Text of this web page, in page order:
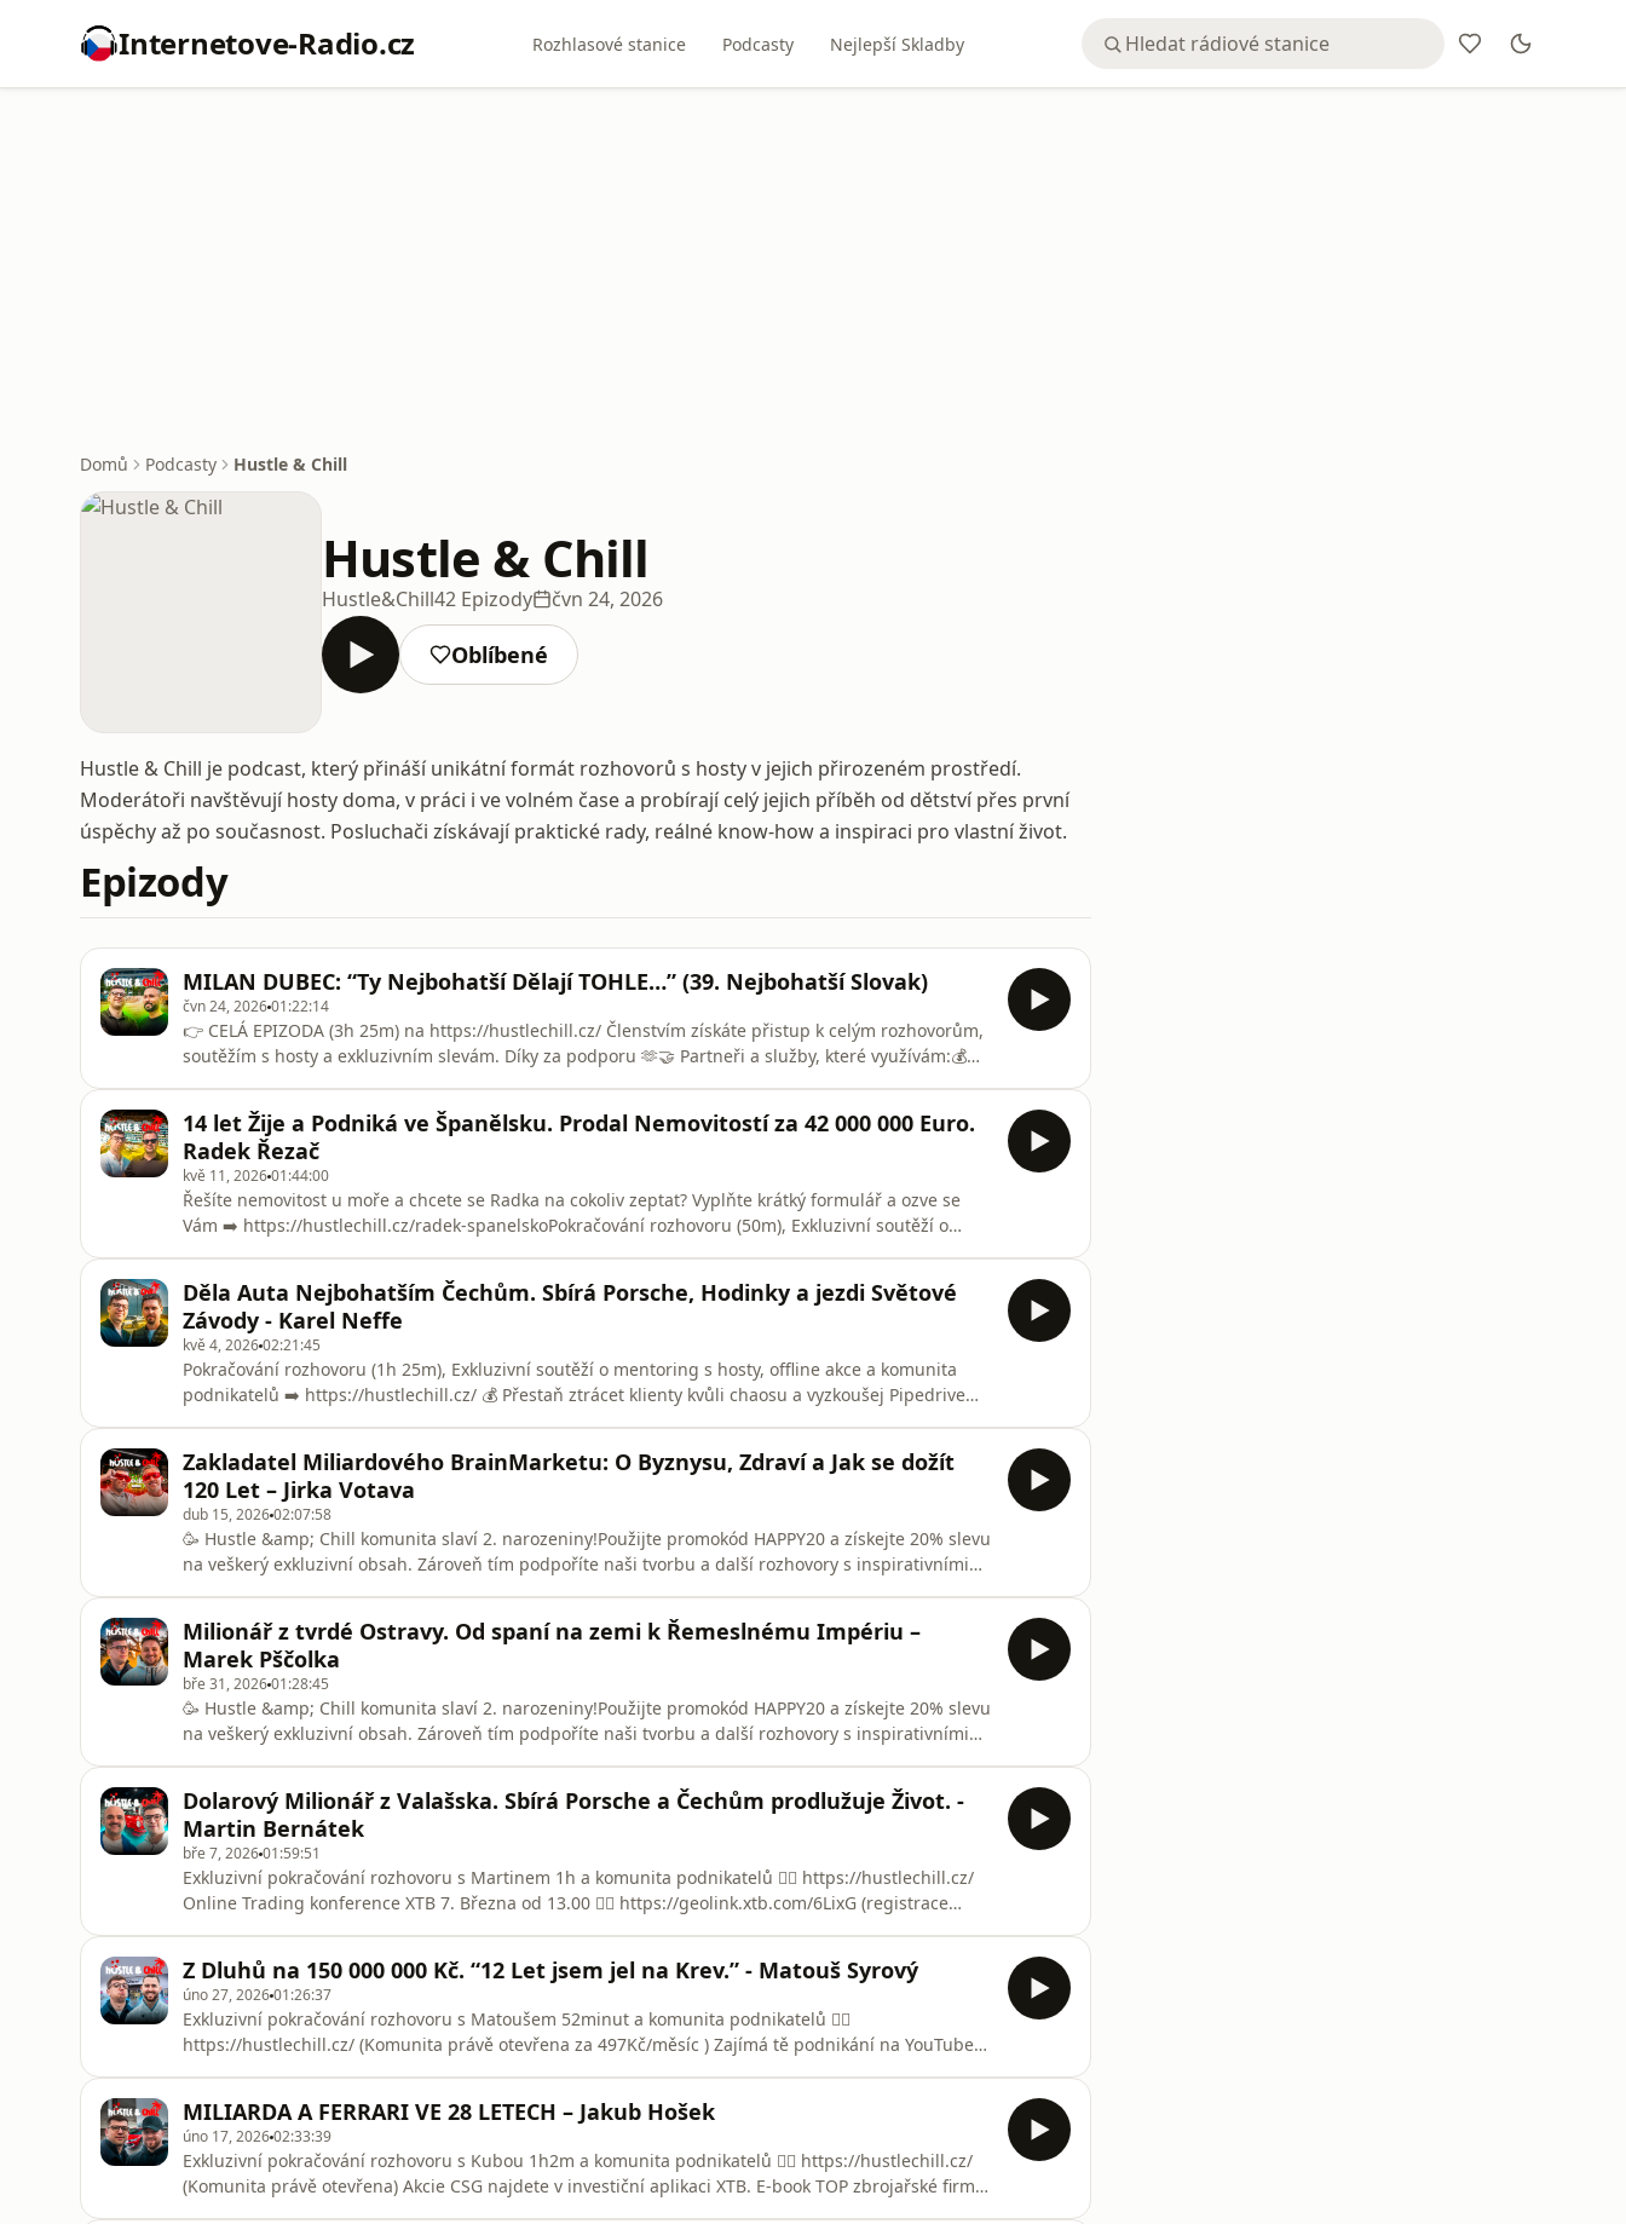
Internetove-Radio.cz Rozhlasové stanice Podcasty Nejlepší Skladby
Domů Podcasty Hustle & Chill
Hustle & Chill
Hustle&Chill42 Epizody čvn 24, 2026
Oblíbené
Hustle & Chill je podcast, který přináší unikátní formát rozhovorů s hosty v jejich přirozeném prostředí.
Moderátoři navštěvují hosty doma, v práci i ve volném čase a probírají celý jejich příběh od dětství přes první
úspěchy až po současnost. Posluchači získávají praktické rady, reálné know-how a inspiraci pro vlastní život.
Epizody
MILAN DUBEC: “Ty Nejbohatší Dělají TOHLE…” (39. Nejbohatší Slovak)
čvn 24, 202601:22:14
👉 CELÁ EPIZODA (3h 25m) na https://hustlechill.cz/ Členstvím získáte přistup k celým rozhovorům,
soutěžím s hosty a exkluzivním slevám. Díky za podporu 🫶🤝 Partneři a služby, které využívám:💰
podmínky) 🧠 BrainMarket – palivo pro tvůj výkon | Sleva 10% s kódem
HUSTLE10https://www.brainmarket.cz#HustleChill
14 let Žije a Podniká ve Španělsku. Prodal Nemovitostí za 42 000 000 Euro.
Radek Řezač
kvě 11, 202601:44:00
Řešíte nemovitost u moře a chcete se Radka na cokoliv zeptat? Vyplňte krátký formulář a ozve se
Vám ➡️ https://hustlechill.cz/radek-spanelskoPokračování rozhovoru (50m), Exkluzivní soutěží o
které využívám:🧠 BrainMarket – palivo pro tvůj výkon | Sleva 10% s kódem
HUSTLE10https://www.brainmarket.c
Děla Auta Nejbohatším Čechům. Sbírá Porsche, Hodinky a jezdi Světové
Závody - Karel Neffe
kvě 4, 202602:21:45
Pokračování rozhovoru (1h 25m), Exkluzivní soutěží o mentoring s hosty, offline akce a komunita
podnikatelů ➡️ https://hustlechill.cz/ 💰 Přestaň ztrácet klienty kvůli chaosu a vyzkoušej Pipedrive
pro tvůj výkon | Slev
Zakladatel Miliardového BrainMarketu: O Byznysu, Zdraví a Jak se dožít
120 Let – Jirka Votava
dub 15, 202602:07:58
🥳 Hustle &amp; Chill komunita slaví 2. narozeniny!Použijte promokód HAPPY20 a získejte 20% slevu
na veškerý exkluzivní obsah. Zároveň tím podpoříte naši tvorbu a další rozhovory s inspirativními
Akcii zdarma od XTB za registraci s mým referenčním kodem “HUSTLE” více info zde 👉🏻
https://geolink.xtb.
Milionář z tvrdé Ostravy. Od spaní na zemi k Řemeslnému Impériu –
Marek Pščolka
bře 31, 202601:28:45
🥳 Hustle &amp; Chill komunita slaví 2. narozeniny!Použijte promokód HAPPY20 a získejte 20% slevu
na veškerý exkluzivní obsah. Zároveň tím podpoříte naši tvorbu a další rozhovory s inspirativními
Speciální dárek od hosta pro všechny diváky:Získejte voucher v hodnotě 1000 Kč na stínění.➡️
Voucher si vyzve
Dolarový Milionář z Valašska. Sbírá Porsche a Čechům prodlužuje Život. -
Martin Bernátek
bře 7, 202601:59:51
Exkluzivní pokračování rozhovoru s Martinem 1h a komunita podnikatelů 👉🏻 https://hustlechill.cz/
Online Trading konference XTB 7. Března od 13.00 👉🏻 https://geolink.xtb.com/6LixG (registrace
zavolat 👉🏻 https://form
Z Dluhů na 150 000 000 Kč. “12 Let jsem jel na Krev.” - Matouš Syrový
úno 27, 202601:26:37
Exkluzivní pokračování rozhovoru s Matoušem 52minut a komunita podnikatelů 👉🏻
https://hustlechill.cz/ (Komunita právě otevřena za 497Kč/měsíc ) Zajímá tě podnikání na YouTube?
o 10% výhodněji. Vztahuje se pouze na jakéko
MILIARDA A FERRARI VE 28 LETECH – Jakub Hošek
úno 17, 202602:33:39
Exkluzivní pokračování rozhovoru s Kubou 1h2m a komunita podnikatelů 👉🏻 https://hustlechill.cz/
(Komunita právě otevřena) Akcie CSG najdete v investiční aplikaci XTB. E-book TOP zbrojařské firmy